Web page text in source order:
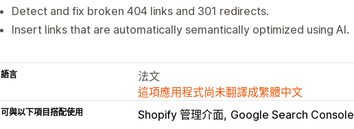
Detect and fix broken 404 links and 301 redirects.
Insert links that are automatically semantically optimized using AI.
語言
法文
這項應用程式尚未翻譯成繁體中文
可與以下項目搭配使用 Shopify 管理介面 Google Search Console